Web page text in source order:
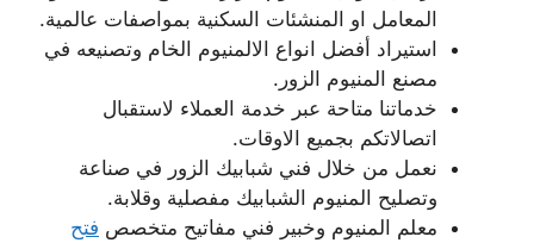
المعامل او المنشئات السكنية بمواصفات عالمية.
استيراد أفضل انواع الالمنيوم الخام وتصنيعه في
مصنع المنيوم الزور.
خدماتنا متاحة عبر خدمة العملاء لاستقبال
اتصالاتكم بجميع الاوقات.
نعمل من خلال فني شبابيك الزور في صناعة
وتصليح المنيوم الشبابيك مفصلية وقلابة.
معلم المنيوم وخبير فني مفاتيح متخصص فتح